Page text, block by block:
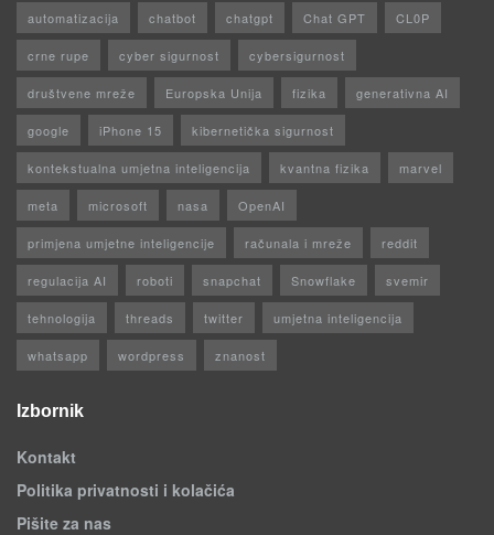
automatizacija chatbot chatgpt Chat GPT CL0P
crne rupe cyber sigurnost cybersigurnost
društvene mreže Europska Unija fizika generativna AI
google iPhone 15 kibernetička sigurnost
kontekstualna umjetna inteligencija kvantna fizika marvel
meta microsoft nasa OpenAI
primjena umjetne inteligencije računala i mreže reddit
regulacija AI roboti snapchat Snowflake svemir
tehnologija threads twitter umjetna inteligencija
whatsapp wordpress znanost
Izbornik
Kontakt
Politika privatnosti i kolačića
Pišite za nas